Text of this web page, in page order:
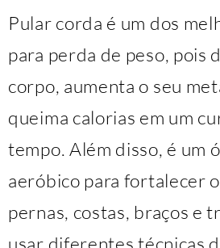
Pular corda é um dos
para perda de peso, pois
corpo, aumenta o seu
queima calorias em um
tempo. Além disso, é um
aeróbico para fortalecer
pernas, costas, braços e
usar diferentes técnicas